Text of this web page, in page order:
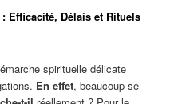
Efficacité, Délais et Rituels
spirituelle délicate
En effet, beaucoup se